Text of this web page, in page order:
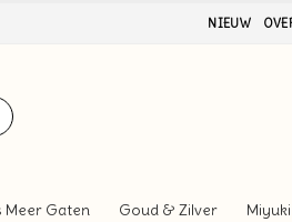
NIEUW
Meer Gaten Goud & Zilver Miyuki